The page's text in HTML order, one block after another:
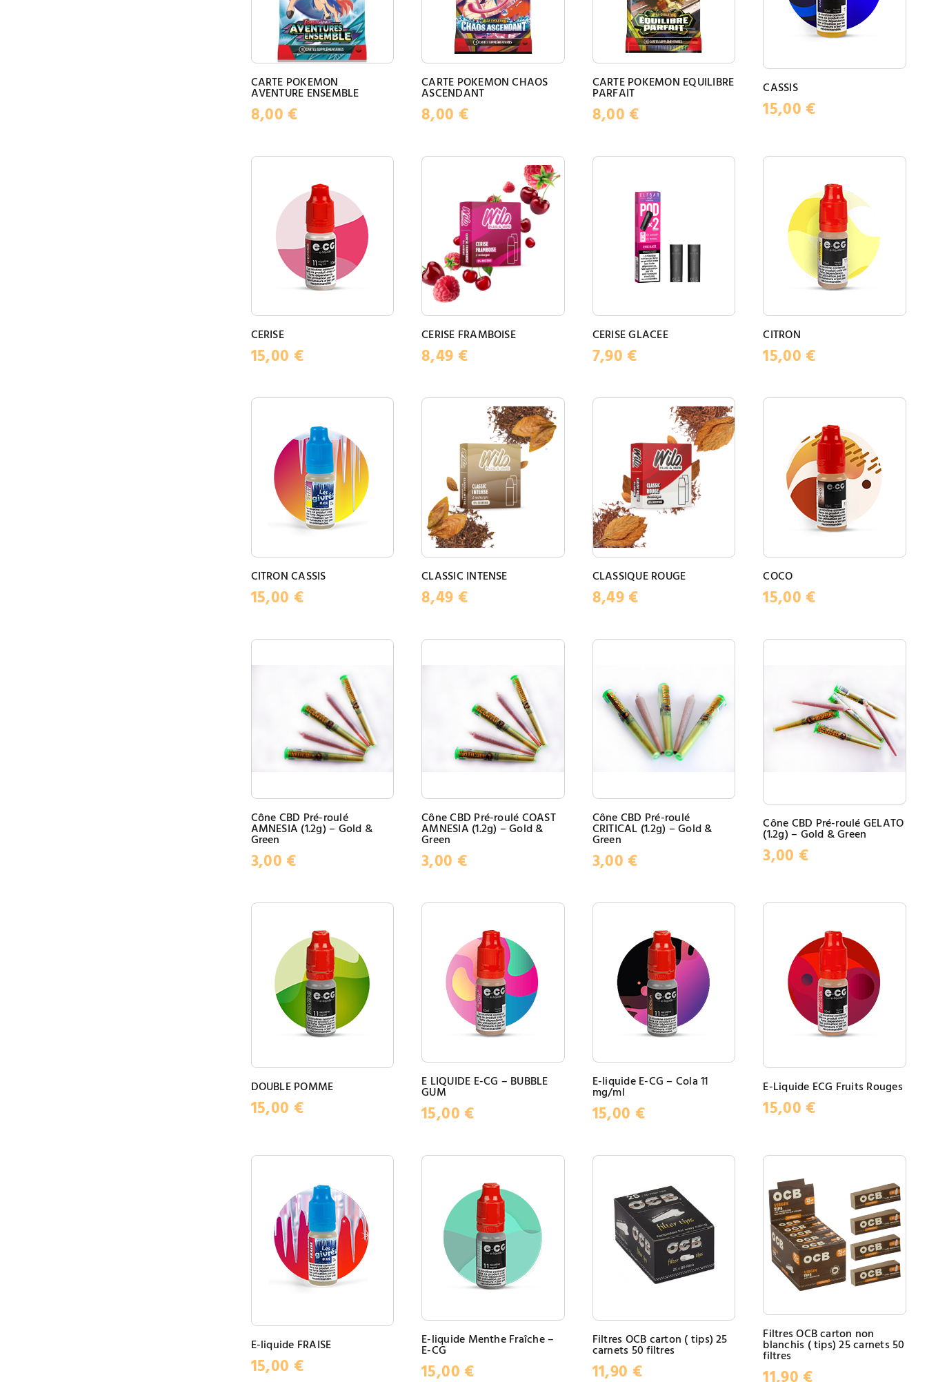
CARTE POKEMON
AVENTURE ENSEMBLE
8,00 €
CARTE POKEMON CHAOS
ASCENDANT
8,00 €
CARTE POKEMON EQUILIBRE
PARFAIT
8,00 €
CASSIS
15,00 €
CERISE
15,00 €
CERISE FRAMBOISE
8,49 €
CERISE GLACEE
7,90 €
CITRON
15,00 €
CITRON CASSIS
15,00 €
CLASSIC INTENSE
8,49 €
CLASSIQUE ROUGE
8,49€
COCO
15,00 €
Cône CBD Pré-roulé
AMNESIA (1.2g) – Gold &
Green
3,00 €
Cône CBD Pré-roulé COAST
AMNESIA (1.2g) – Gold &
Green
3,00 €
Cône CBD Pré-roulé
CRITICAL (1.2g) – Gold &
Green
3,00 €
Cône CBD Pré-roulé GELATO
(1.2g) – Gold & Green
3,00 €
DOUBLE POMME
15,00 €
E LIQUIDE E-CG – BUBBLE
GUM
15,00 €
E-liquide E-CG – Cola 11
mg/ml
15,00 €
E-Liquide ECG Fruits Rouges
15,00 €
E-liquide FRAISE
15,00 €
E-liquide Menthe Fraîche –
E-CG
15,00 €
Filtres OCB carton ( tips) 25
carnets 50 filtres
11,90 €
Filtres OCB carton non
blanchis ( tips) 25 carnets 50
filtres